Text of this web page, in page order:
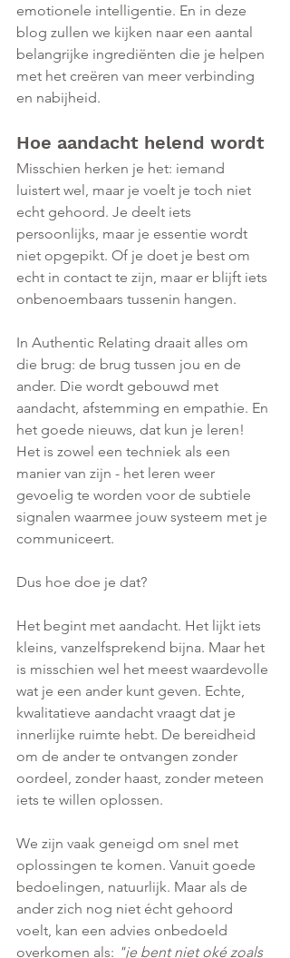
emotionele intelligentie. En in deze
blog zullen we kijken naar een aantal
belangrijke ingrediënten die je helpen
met het creëren van meer verbinding
en nabijheid.
Hoe aandacht helend wordt
Misschien herken je het: iemand
luistert wel, maar je voelt je toch niet
echt gehoord. Je deelt iets
persoonlijks, maar je essentie wordt
niet opgepikt. Of je doet je best om
echt in contact te zijn, maar er blijft iets
onbenoembaars tussenin hangen.
In Authentic Relating draait alles om
die brug: de brug tussen jou en de
ander. Die wordt gebouwd met
aandacht, afstemming en empathie. En
het goede nieuws, dat kun je leren!
Het is zowel een techniek als een
manier van zijn - het leren weer
gevoelig te worden voor de subtiele
signalen waarmee jouw systeem met je
communiceert.
Dus hoe doe je dat?
Het begint met aandacht. Het lijkt iets
kleins, vanzelfsprekend bijna. Maar het
is misschien wel het meest waardevolle
wat je een ander kunt geven. Echte,
kwalitatieve aandacht vraagt dat je
innerlijke ruimte hebt. De bereidheid
om de ander te ontvangen zonder
oordeel, zonder haast, zonder meteen
iets te willen oplossen.
We zijn vaak geneigd om snel met
oplossingen te komen. Vanuit goede
bedoelingen, natuurlijk. Maar als de
ander zich nog niet écht gehoord
voelt, kan een advies onbedoeld
overkomen als: "je bent niet oké zoals